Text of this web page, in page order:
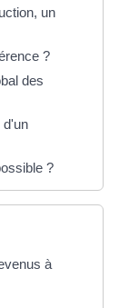
un
?
des
d'un
?
à